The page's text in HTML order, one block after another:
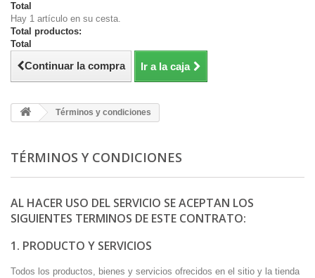
Total
Hay 1 artículo en su cesta.
Total productos:
Total
Continuar la compra Ir a la caja
Términos y condiciones
TÉRMINOS Y CONDICIONES
AL HACER USO DEL SERVICIO SE ACEPTAN LOS
SIGUIENTES TERMINOS DE ESTE CONTRATO:
1. PRODUCTO Y SERVICIOS
Todos los productos, bienes y servicios ofrecidos en el sitio y la tienda